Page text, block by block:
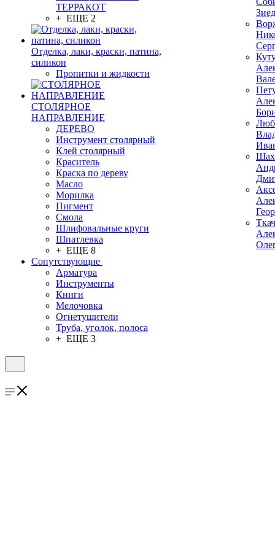
ТЕРРАКОТ
+ ЕЩЕ 2
Отделка, лаки, краски, патина,
силикон
Пропитки и жидкости
СТОЛЯРНОЕ
НАПРАВЛЕНИЕ
ДЕРЕВО
Инструмент столярный
Клей столярный
Краситель
Краска по дереву
Масло
Морилка
Пигмент
Смола
Шлифовальные круги
Шпатлевка
+ ЕЩЕ 8
Сопутствующие
Арматура
Инструменты
Книги
Мелочовка
Огнетушители
Труба, уголок, полоса
+ ЕЩЕ 3